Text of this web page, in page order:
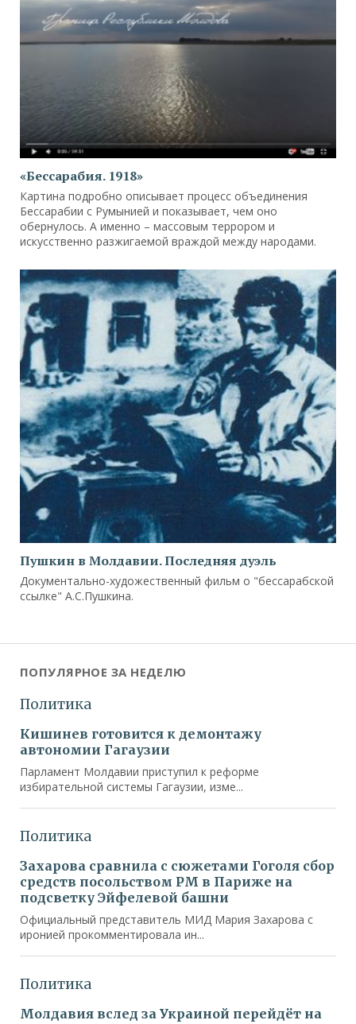
«Бессарабия. 1918»
Картина подробно описывает процесс объединения
Бессарабии с Румынией и показывает, чем оно
обернулось. А именно – массовым террором и
искусственно разжигаемой враждой между народами.
Пушкин в Молдавии. Последняя дуэль
Документально-художественный фильм о "бессарабской
ссылке" А.С.Пушкина.
ПОПУЛЯРНОЕ ЗА НЕДЕЛЮ